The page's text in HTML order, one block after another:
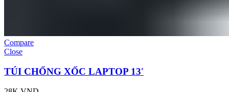
Compare
Close
TÚI CHỐNG XỐC LAPTOP 13′